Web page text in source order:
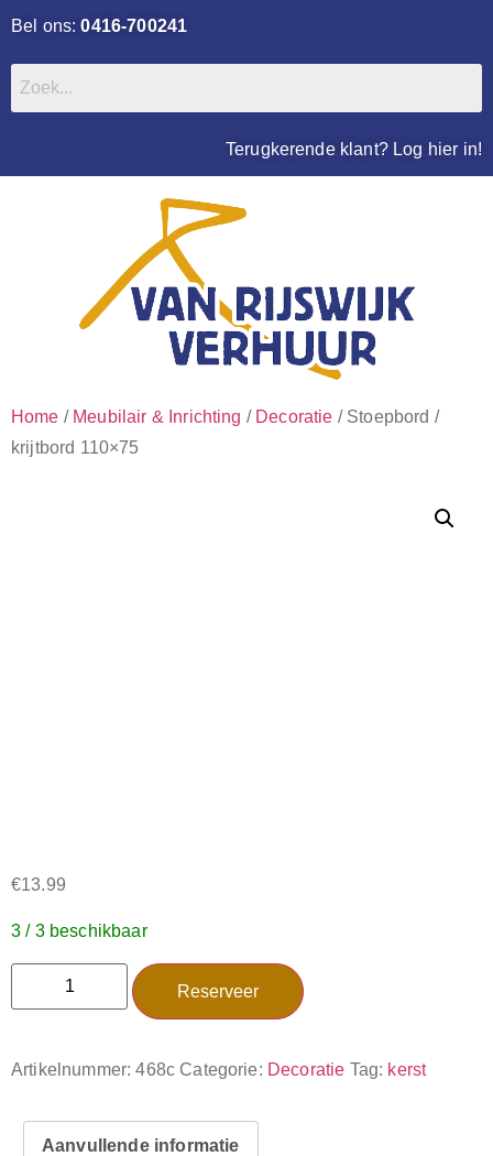
Bel ons:0416-700241
Terugkerende klant? Log hier in!
Home / Meubilair & Inrichting / Decoratie / Stoepbord /
krijtbord 110×75
€13.99
3 / 3 beschikbaar
Reserveer
Artikelnummer:468c Categorie: Decoratie Tag: kerst
Aanvullende informatie